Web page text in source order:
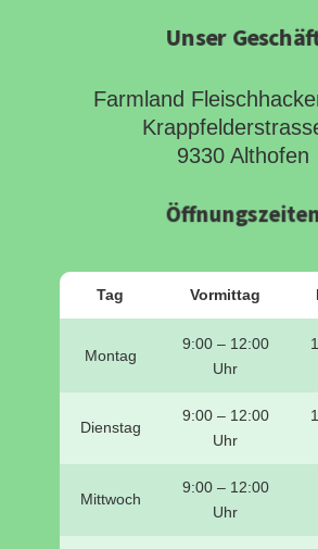
Unser
Farmland
9330 Althofen
Tag Vormittag
Montag
9:00 – 12:00
Uhr
Dienstag
9:00 – 12:00
Uhr
Mittwoch
9:00 – 12:00
Uhr